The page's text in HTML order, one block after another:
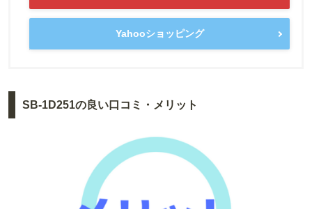
Yahooショッピング
SB-1D251の良い口コミ・メリット